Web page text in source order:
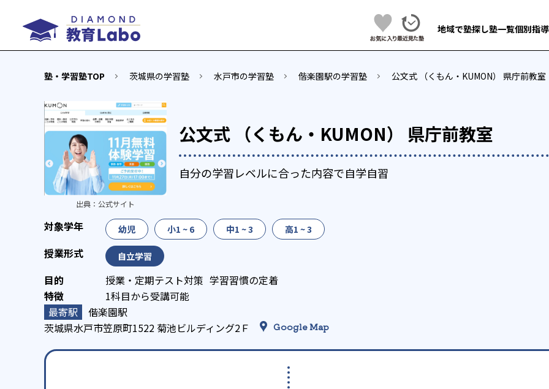
地域で塾探し塾一覧個別指
塾・学習塾TOP 茨城県の学習塾 水戸市の学習塾 偕楽園駅の学習塾 公文式 （くもん・KUMON） 県庁前教室
公文式 （くもん・KUMON） 県庁前教室
自分の学習レベルに合った内容で自学自習
出典： 公式サイト
幼児 小1 ~ 6 中1 ~ 3 高1 ~ 3
自立学習
授業・定期テスト対策 学習習慣の定着
1科目から受講可能
偕楽園駅
茨城県水戸市笠原町1522 菊池ビルディング2Ｆ
Google Map